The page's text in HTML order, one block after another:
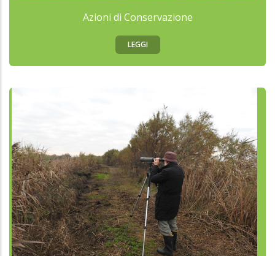
Azioni di Conservazione
LEGGI